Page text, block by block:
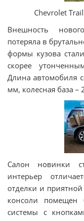
Chevrolet
Внешность
потеряла в
формы кузова
скорее
Длина автомобиля
мм, колесная база –
Салон новинки
интерьер
отделки и
консоли помещен
системы с